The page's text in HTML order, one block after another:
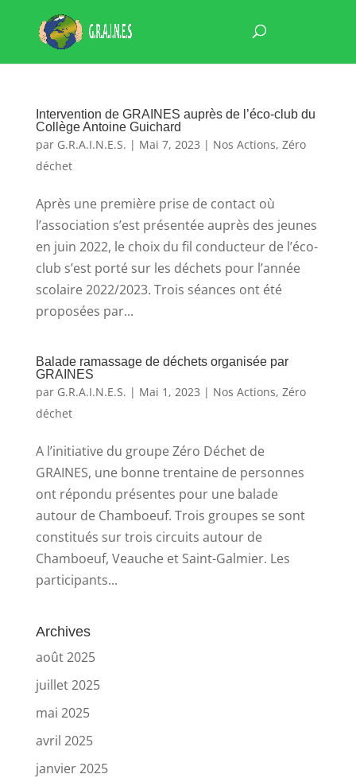
Intervention de GRAINES auprès de l’éco-club du
Collège Antoine Guichard
par G.R.A.I.N.E.S. | Mai 7, 2023 | Nos Actions, Zéro
déchet
Après une première prise de contact où
l’association s’est présentée auprès des jeunes
en juin 2022, le choix du fil conducteur de l’éco-
club s’est porté sur les déchets pour l’année
scolaire 2022/2023. Trois séances ont été
proposées par...
Balade ramassage de déchets organisée par
GRAINES
par G.R.A.I.N.E.S. | Mai 1, 2023 | Nos Actions, Zéro
déchet
A l’initiative du groupe Zéro Déchet de
GRAINES, une bonne trentaine de personnes
ont répondu présentes pour une balade
autour de Chamboeuf. Trois groupes se sont
constitués sur trois circuits autour de
Chamboeuf, Veauche et Saint-Galmier. Les
participants...
Archives
août 2025
juillet 2025
mai 2025
avril 2025
janvier 2025